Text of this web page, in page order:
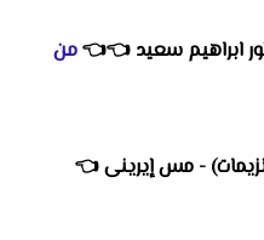
👈
👈من
- مس إيرينى👈